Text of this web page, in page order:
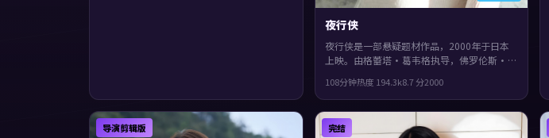
夜行侠
夜行侠是一部悬疑题材作品，2000年于日本
上映。由格蕾塔·葛韦格执导，佛罗伦斯·
道德与生存之间反复拉扯，整体完成度较高，
适合喜欢细腻叙事与人物刻画的观众。
108分钟热度 194.3k8.7分2000
导演剪辑版 完结